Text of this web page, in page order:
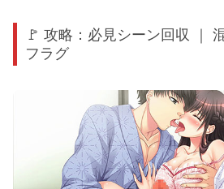
🚩 攻略：必見シーン回収 ｜
フラグ